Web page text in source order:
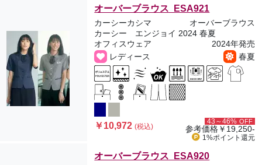
オーバーブラウス ESA921
カーシーカシマ
オーバーブラウス
カーシー エンジョイ 2024 春夏
オフィスウェア
2024年発売
レディース
春夏
￥10,972(税込)
43～46% OFF
参考価格￥19,250-
1%ポイント 還元
オーバーブラウス ESA920